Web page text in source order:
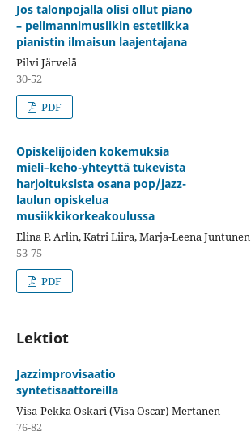
Jos talonpojalla olisi ollut piano
– pelimannimusiikin estetiikka
pianistin ilmaisun laajentajana
Pilvi Järvelä
30-52
PDF
Opiskelijoiden kokemuksia
mieli–keho-yhteyttä tukevista
harjoituksista osana pop/jazz-
laulun opiskelua
musiikkikorkeakoulussa
Elina P. Arlin, Katri Liira, Marja-Leena Juntunen
53-75
PDF
Lektiot
Jazzimprovisaatio
syntetisaattoreilla
Visa-Pekka Oskari (Visa Oscar) Mertanen
76-82